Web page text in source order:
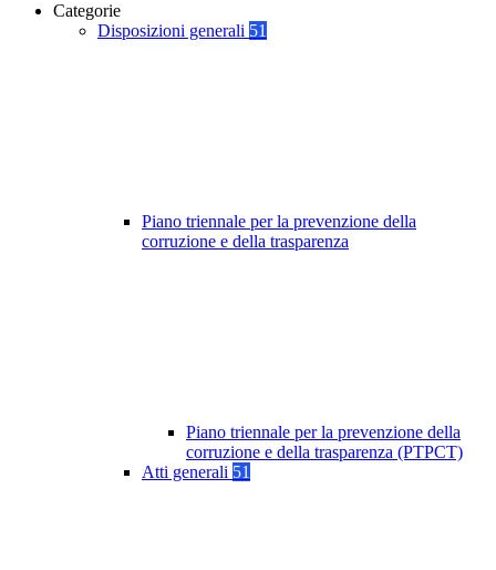
Categorie
Disposizioni generali 51
Piano triennale per la prevenzione della
corruzione e della trasparenza
Piano triennale per la prevenzione della
corruzione e della trasparenza (PTPCT)
Atti generali 51